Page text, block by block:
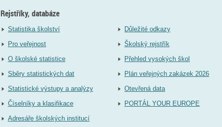
Rejstříky, databáze
Statistika školství
Pro veřejnost
O školské statistice
Sběry statistických dat
Statistické výstupy a analýzy
Číselníky a klasifikace
Adresáře školských institucí
Důležité odkazy
Školský rejstřík
Přehled vysokých škol
Plán veřejných zakázek 2026
Otevřená data
PORTÁL YOUR EUROPE